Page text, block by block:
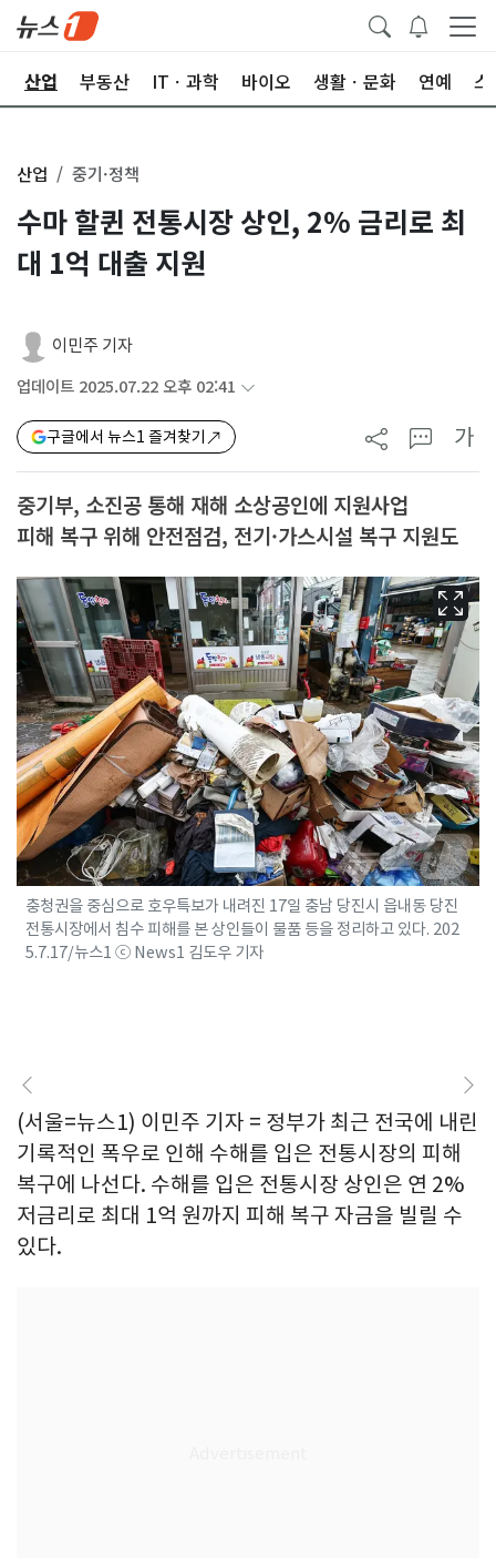
산업 부동산 ITㆍ과학 바이오 생활ㆍ문화 연예 스
산업 중기·정책
수마 할퀸 전통시장 상인, 2% 금리로 최
대 1억 대출 지원
이민주 기자
업데이트 2025.07.22 오후 02:41
구글에서 뉴스1 즐겨찾기 가
중기부, 소진공 통해 재해 소상공인에 지원사업
피해 복구 위해 안전점검, 전기·가스시설 복구 지원도
충청권을 중심으로 호우특보가 내려진 17일 충남 당진시 읍내동 당진
전통시장에서 침수 피해를 본 상인들이 물품 등을 정리하고 있다. 202
5.7.17/뉴스1 ⓒ News1 김도우 기자
(서울=뉴스1) 이민주 기자 = 정부가 최근 전국에 내린
기록적인 폭우로 인해 수해를 입은 전통시장의 피해
복구에 나선다. 수해를 입은 전통시장 상인은 연 2%
저금리로 최대 1억 원까지 피해 복구 자금을 빌릴 수
있다.